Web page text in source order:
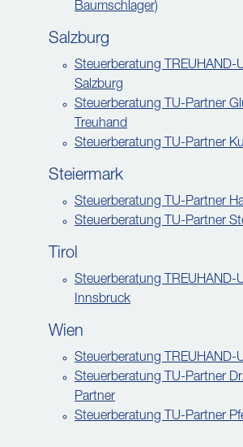
Baumschlager)
Salzburg
Steuerberatung TREUHAND-
Salzburg
Steuerberatung TU-Partner
Treuhand
Steuerberatung TU-Partner
Steiermark
Steuerberatung TU-Partner
Steuerberatung TU-Partner
Tirol
Steuerberatung TREUHAND-
Innsbruck
Wien
Steuerberatung TREUHAND-
Steuerberatung TU-Partner
Partner
Steuerberatung TU-Partner